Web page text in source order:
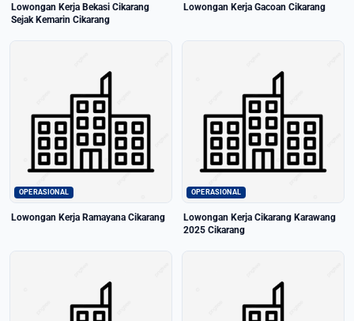
Lowongan Kerja Bekasi Cikarang
Sejak Kemarin Cikarang
Lowongan Kerja Gacoan Cikarang
OPERASIONAL
Lowongan Kerja Ramayana Cikarang
OPERASIONAL
Lowongan Kerja Cikarang Karawang
2025 Cikarang